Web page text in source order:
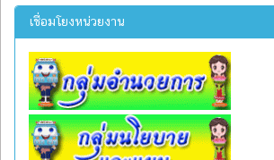
เชื่อมโยงหน่วยงาน